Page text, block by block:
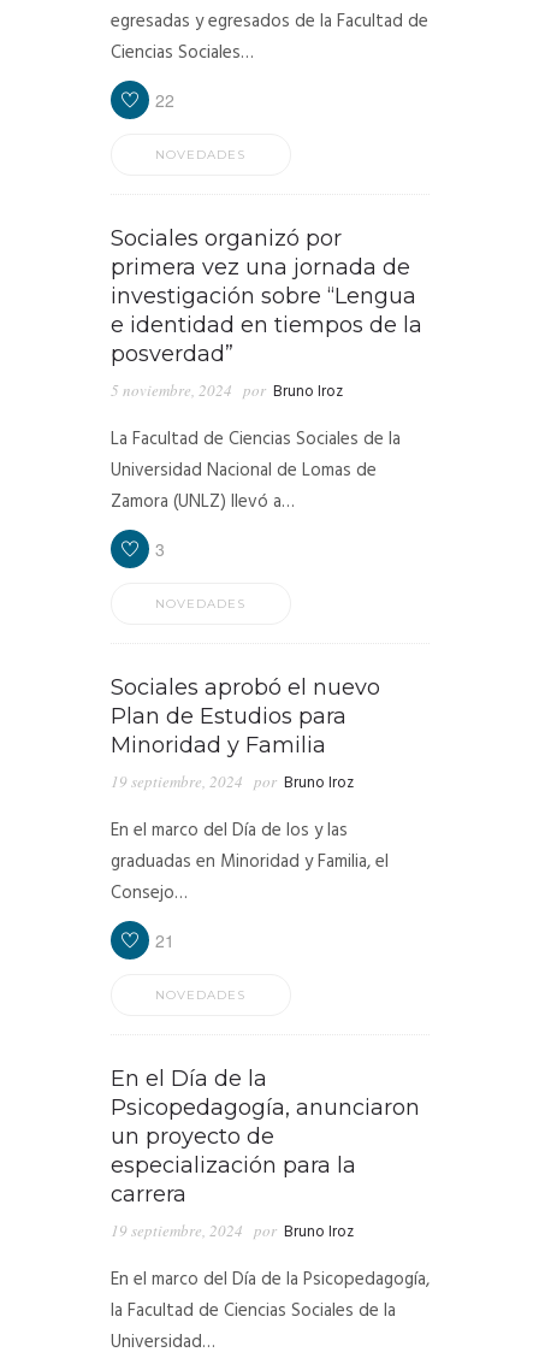
egresadas y egresados de la Facultad de
Ciencias Sociales…
22
NOVEDADES
Sociales organizó por
primera vez una jornada de
investigación sobre “Lengua
e identidad en tiempos de la
posverdad”
5 noviembre, 2024 por Bruno Iroz
La Facultad de Ciencias Sociales de la
Universidad Nacional de Lomas de
Zamora (UNLZ) llevó a…
3
NOVEDADES
Sociales aprobó el nuevo
Plan de Estudios para
Minoridad y Familia
19 septiembre, 2024 por Bruno Iroz
En el marco del Día de los y las
graduadas en Minoridad y Familia, el
Consejo…
21
NOVEDADES
En el Día de la
Psicopedagogía, anunciaron
un proyecto de
especialización para la
carrera
19 septiembre, 2024 por Bruno Iroz
En el marco del Día de la Psicopedagogía,
la Facultad de Ciencias Sociales de la
Universidad…